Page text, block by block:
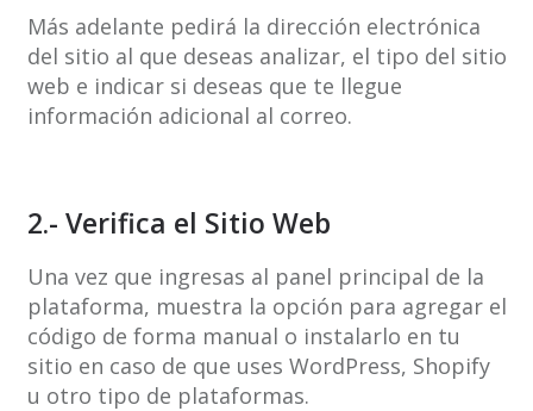
Más adelante pedirá la dirección electrónica
del sitio al que deseas analizar, el tipo del sitio
web e indicar si deseas que te llegue
información adicional al correo.
2.- Verifica el Sitio Web
Una vez que ingresas al panel principal de la
plataforma, muestra la opción para agregar el
código de forma manual o instalarlo en tu
sitio en caso de que uses WordPress, Shopify
u otro tipo de plataformas.